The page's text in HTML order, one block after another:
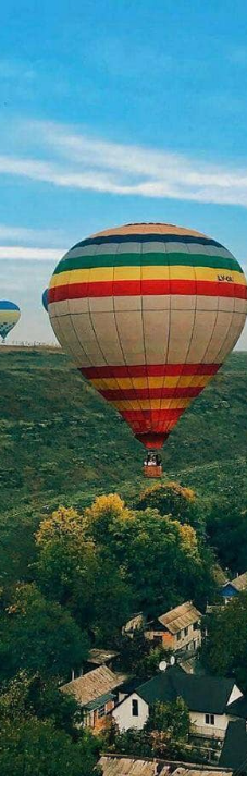
НОВИНИ
КУЛЬТУРИ
УГКЦ/РКЦ
читання УГКЦ
РАЗОМ